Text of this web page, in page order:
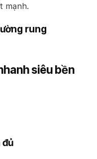
mạnh.
rung
siêu bền
đủ